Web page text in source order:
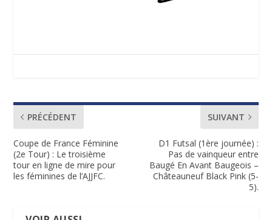
PRÉCÉDENT
Coupe de France Féminine
(2e Tour) : Le troisième
tour en ligne de mire pour
les féminines de l’AJJFC.
SUIVANT
D1 Futsal (1ère journée) :
Pas de vainqueur entre
Baugé En Avant Baugeois –
Châteauneuf Black Pink (5-
5).